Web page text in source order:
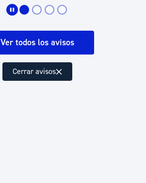
Ver todos los avisos
Cerrar avisos